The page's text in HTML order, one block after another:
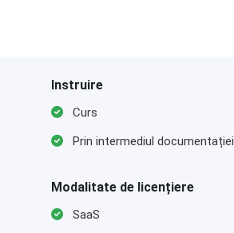
Instruire
Curs
Prin intermediul documentației
Modalitate de licențiere
SaaS